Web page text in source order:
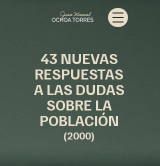
43 NUEVAS
RESPUESTAS
A LAS DUDAS
SOBRE LA
POBLACIÓN
(2000)